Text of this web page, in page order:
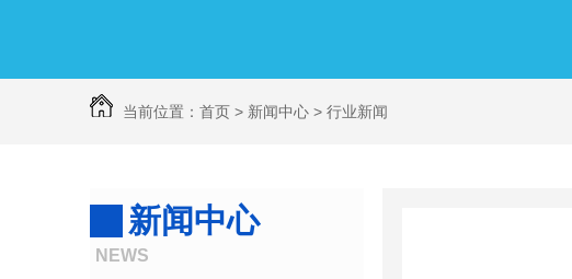
当前位置： 首页 > 新闻中心 > 行业新闻
新闻中心
NEWS